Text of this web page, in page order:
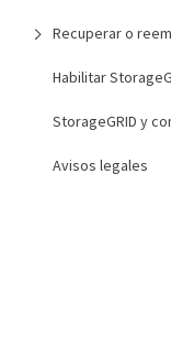
Recuperar o
Habilitar
StorageGRID y
Avisos legales